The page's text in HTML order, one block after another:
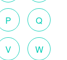
P Q
V W